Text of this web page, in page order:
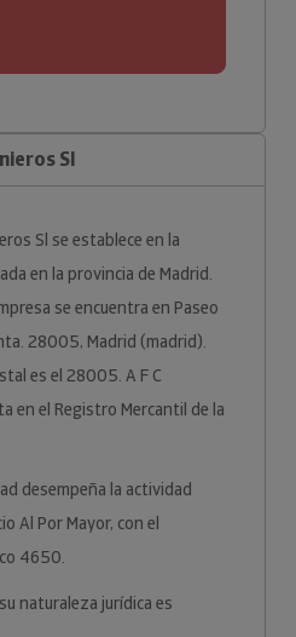
Sl
Sl se establece en la
en la provincia de Madrid.
se encuentra en Paseo
28005, Madrid (madrid).
es el 28005. A F C
en el Registro Mercantil de la
desempeña la actividad
Al Por Mayor, con el
4650.
naturaleza jurídica es